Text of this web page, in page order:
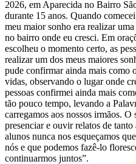
2026, em Aparecida no Bairro
durante 15 anos. Quando
meu maior sonho era realizar
no bairro onde eu cresci. Em
escolheu o momento certo, as
realizar um dos meus maiores
pude confirmar ainda mais como
vidas, observando o lugar onde
pessoas confirmei ainda mais
tão pouco tempo, levando a
carregamos aos nossos irmãos.
presenciar e ouvir relatos de
alunos nunca nos esqueçamos
nós e que podemos fazê-lo
continuarmos juntos”.